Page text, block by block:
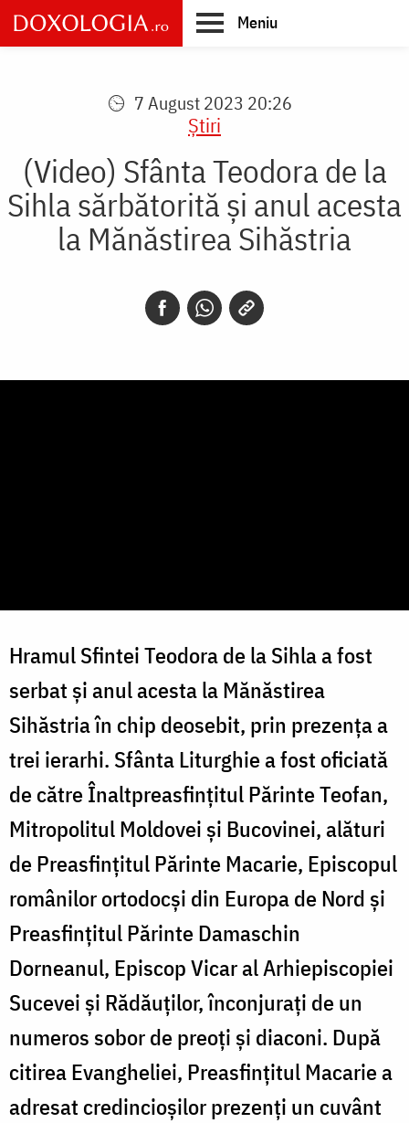
Skip
to
main
Meniu
7 August 2023 20:26
Știri
(Video) Sfânta Teodora de la
Sihla sărbătorită și anul acesta
la Mănăstirea Sihăstria
Hramul Sfintei Teodora de la Sihla a fost
serbat și anul acesta la Mănăstirea
Sihăstria în chip deosebit, prin prezența a
trei ierarhi. Sfânta Liturghie a fost oficiată
de către Înaltpreasfințitul Părinte Teofan,
Mitropolitul Moldovei și Bucovinei, alături
de Preasfințitul Părinte Macarie, Episcopul
românilor ortodocși din Europa de Nord și
Preasfințitul Părinte Damaschin
Dorneanul, Episcop Vicar al Arhiepiscopiei
Sucevei și Rădăuților, înconjurați de un
numeros sobor de preoți și diaconi. După
citirea Evangheliei, Preasfințitul Macarie a
adresat credincioșilor prezenți un cuvânt